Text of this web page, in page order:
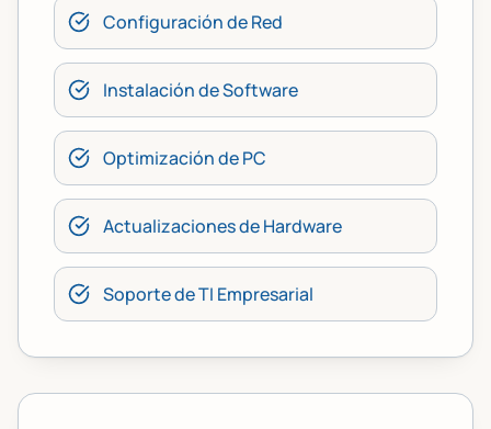
Configuración de Red
Instalación de Software
Optimización de PC
Actualizaciones de Hardware
Soporte de TI Empresarial